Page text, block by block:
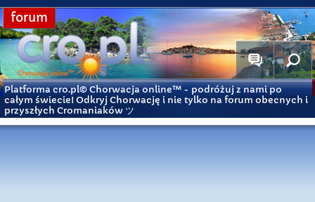
forum
Platforma cro.pl© Chorwacja online™ - podróżuj z nami po
całym świecie! Odkryj Chorwację i nie tylko na forum obecnych i
przyszłych Cromaniaków ツ